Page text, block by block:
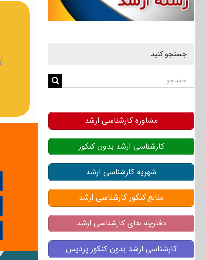
جستجو کنید
جستجو
مشاوره کارشناسی ارشد
کارشناسی ارشد بدون کنکور
شهریه کارشناسی ارشد
منابع کنکور کارشناسی ارشد
دفترچه های کارشناسی ارشد
کارشناسی ارشد بدون کنکور پردیس